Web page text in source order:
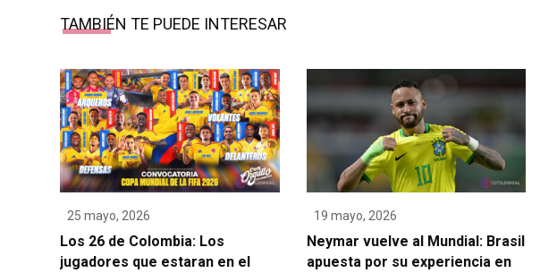
TAMBIÉN TE PUEDE INTERESAR
25 mayo, 2026
Los 26 de Colombia: Los
jugadores que estaran en el
19 mayo, 2026
Neymar vuelve al Mundial: Brasil
apuesta por su experiencia en